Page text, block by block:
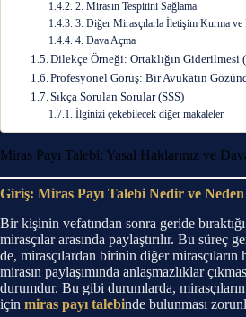
2. Mirasın Tespitini Sağlama
3. Diğer Mirasçılarla İletişim Kurma ve
4. Dava Açma
Dilekçe Örneği: Ortaklığın Giderilmesi
Profesyonel Görüş: Bir Avukatın
Sıkça Sorulan Sorular (SSS)
İlginizi çekebilecek diğer makaleler
Miras Payı Talebi: Yasal Haklarınız ve
Giriş: Miras Payı Talebi Nedir ve
Bir kişinin vefatından sonra geride
mirasçılar arasında paylaştırılır. Bu süreç
de, mirasçılardan birinin diğer mirasçıların
mirasın paylaşımında anlaşmazlıklar
durumdur. Bu gibi durumlarda,
için miras payı talebinde bulunması